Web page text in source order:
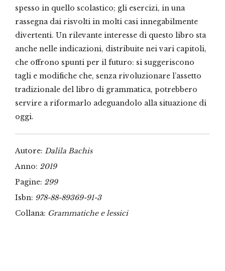
spesso in quello scolastico; gli esercizi, in una
rassegna dai risvolti in molti casi innegabilmente
divertenti. Un rilevante interesse di questo libro sta
anche nelle indicazioni, distribuite nei vari capitoli,
che offrono spunti per il futuro: si suggeriscono
tagli e modifiche che, senza rivoluzionare l’assetto
tradizionale del libro di grammatica, potrebbero
servire a riformarlo adeguandolo alla situazione di
oggi.
Autore: Dalila Bachis
Anno: 2019
Pagine: 299
Isbn: 978-88-89369-91-3
Collana: Grammatiche e lessici